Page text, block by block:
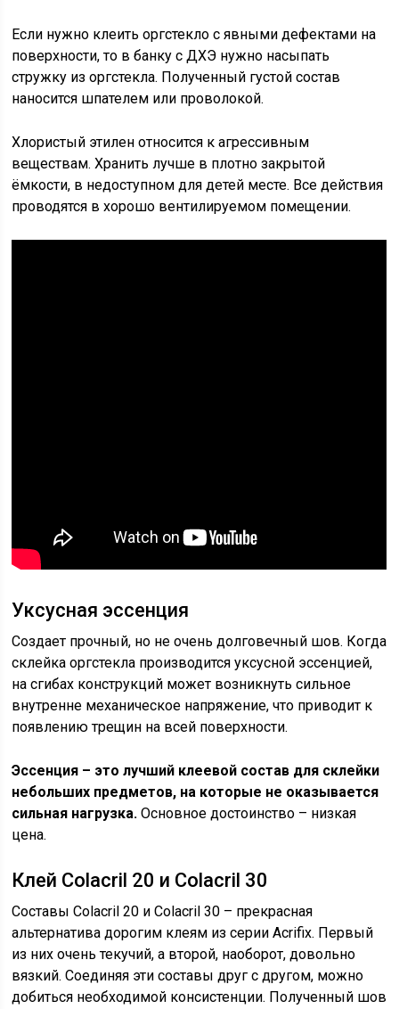
Если нужно клеить оргстекло с явными дефектами на
поверхности, то в банку с ДХЭ нужно насыпать
стружку из оргстекла. Полученный густой состав
наносится шпателем или проволокой.
Хлористый этилен относится к агрессивным
веществам. Хранить лучше в плотно закрытой
ёмкости, в недоступном для детей месте. Все действия
проводятся в хорошо вентилируемом помещении.
Уксусная эссенция
Создает прочный, но не очень долговечный шов. Когда
склейка оргстекла производится уксусной эссенцией,
на сгибах конструкций может возникнуть сильное
внутренне механическое напряжение, что приводит к
появлению трещин на всей поверхности.
Эссенция – это лучший клеевой состав для склейки
небольших предметов, на которые не оказывается
сильная нагрузка. Основное достоинство – низкая
цена.
Клей Colacril 20 и Colacril 30
Составы Colacril 20 и Colacril 30 – прекрасная
альтернатива дорогим клеям из серии Acrifix. Первый
из них очень текучий, а второй, наоборот, довольно
вязкий. Соединяя эти составы друг с другом, можно
добиться необходимой консистенции. Полученный шов